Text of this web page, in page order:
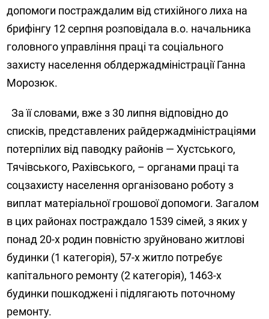
допомоги постраждалим від стихійного лиха на
брифінгу 12 серпня розповідала в.о. начальника
головного управління праці та соціального
захисту населення облдержадміністрації Ганна
Морозюк.
За її словами, вже з 30 липня відповідно до
списків, представлених райдержадміністраціями
потерпілих від паводку районів — Хустського,
Тячівського, Рахівського, – органами праці та
соцзахисту населення організовано роботу з
виплат матеріальної грошової допомоги. Загалом
в цих районах постраждало 1539 сімей, з яких у
понад 20-х родин повністю зруйновано житлові
будинки (1 категорія), 57-х житло потребує
капітального ремонту (2 категорія), 1463-х
будинки пошкоджені і підлягають поточному
ремонту.